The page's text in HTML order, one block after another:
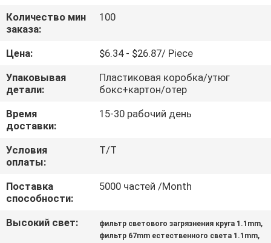
ПРОВЕРКА
КАЧЕСТВА
СВЯЖИТЕСЬ
МЫ
СПРОСИТЕ
ЦИТАТУ
КАРТА
Количество мин
заказа:
100
Цена:
$6.34 - $26.87/ Piece
Упаковывая
детали:
Пластиковая коробка/утюг
бокс+картон/отер
Время
доставки:
15-30 рабочий день
Условия
оплаты:
Т/Т
Поставка
способности:
5000 частей /Month
Высокий свет: фильтр светового загрязнения круга 1.1mm,
фильтр 67mm естественного света 1.1mm,